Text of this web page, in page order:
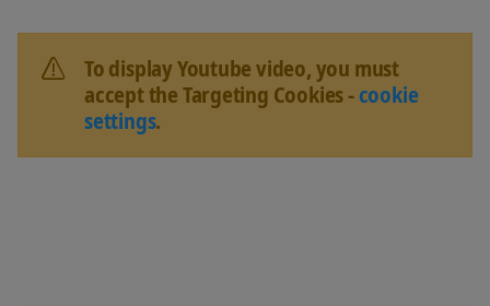
To display Youtube video, you must
accept the Targeting Cookies -cookie
settings.